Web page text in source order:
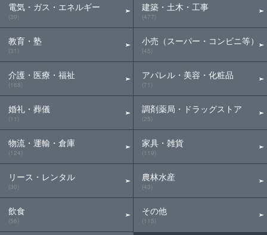
電気・ガス・エネルギー
(39)
教育・塾
(31)
介護・医療・福祉
(168)
婚礼・葬儀
(11)
物流・運輸・倉庫
(124)
リース・レンタル
(30)
飲食
(56)
建築・土木・工事
(477)
小売（スーパー・コンビニ等）
(45)
アパレル・美容・化粧品
(71)
調剤薬局・ドラッグストア
(25)
家具・雑貨
(119)
農林水産
(43)
その他
(115)